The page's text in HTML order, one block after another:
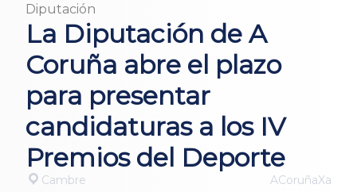
Diputación
La Diputación de A
Coruña abre el plazo
para presentar
candidaturas a los IV
Premios del Deporte
Cambre ACoruñaXa